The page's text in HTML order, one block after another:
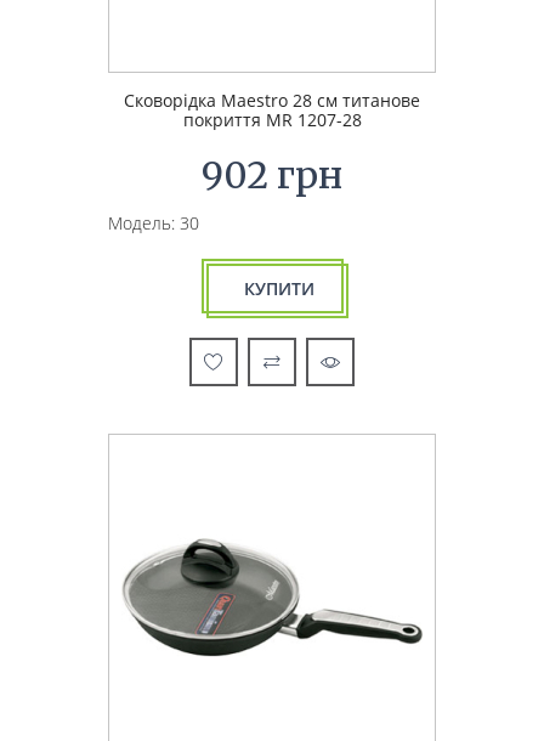
Сковорідка Maestro 28 см титанове
покриття MR 1207-28
902 грн
Модель: 30
КУПИТИ